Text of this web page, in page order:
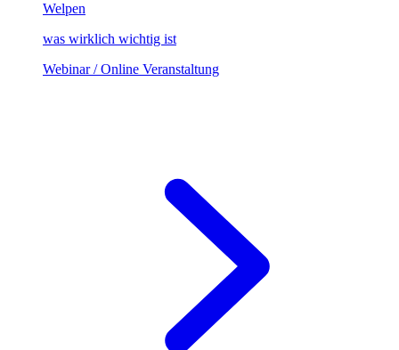
Welpen
was wirklich wichtig ist
Webinar / Online Veranstaltung